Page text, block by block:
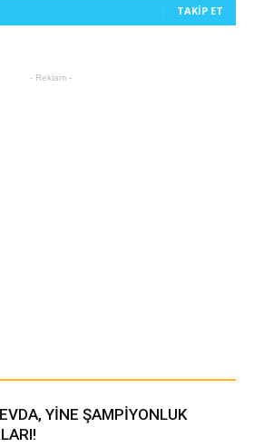
TAKIP ET
- Reklam -
YİNE ŞAMPİYONLUK